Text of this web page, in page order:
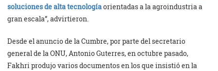
soluciones de alta tecnologíaorientadas a la agroindustria a
gran escala”, advirtieron.
Desde el anuncio de la Cumbre, por parte del secretario
general de la ONU, Antonio Guterres, en octubre pasado,
Fakhri produjo varios documentos en los que insistió en la